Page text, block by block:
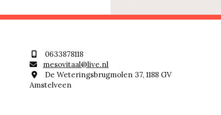
0633878118
 mesovitaal@live.nl
De Weteringsbrugmolen 37, 1188 GV
Amstelveen